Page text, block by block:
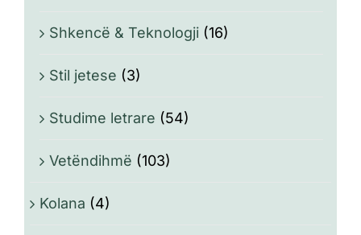
Shkencë & Teknologji (16)
Stil jetese (3)
Studime letrare (54)
Vetëndihmë (103)
Kolana (4)